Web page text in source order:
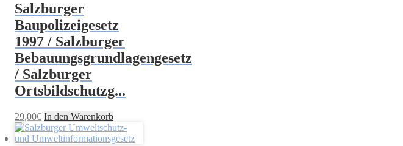
Salzburger
Baupolizeigesetz
1997 / Salzburger
Bebauungsgrundlagengesetz
/ Salzburger
Ortsbildschutzg...
29,00€ In den Warenkorb